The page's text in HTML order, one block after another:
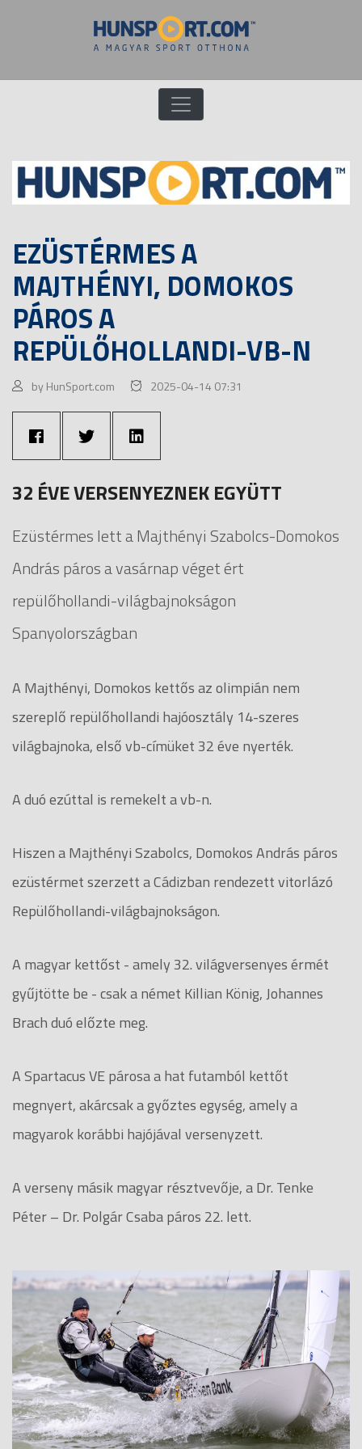
EZÜSTÉRMES A
MAJTHÉNYI, DOMOKOS
PÁROS A
REPÜLŐHOLLANDI-VB-N
by HunSport.com 2025-04-14 07:31
32 ÉVE VERSENYEZNEK EGYÜTT
Ezüstérmes lett a Majthényi Szabolcs-Domokos
András páros a vasárnap véget ért
repülőhollandi-világbajnokságon
Spanyolországban
A Majthényi, Domokos kettős az olimpián nem
szereplő repülőhollandi hajóosztály 14-szeres
világbajnoka, első vb-címüket 32 éve nyerték.
A duó ezúttal is remekelt a vb-n.
Hiszen a Majthényi Szabolcs, Domokos András páros
ezüstérmet szerzett a Cádizban rendezett vitorlázó
Repülőhollandi-világbajnokságon.
A magyar kettőst - amely 32. világversenyes érmét
gyűjtötte be - csak a német Killian König, Johannes
Brach duó előzte meg.
A Spartacus VE párosa a hat futamból kettőt
megnyert, akárcsak a győztes egység, amely a
magyarok korábbi hajójával versenyzett.
A verseny másik magyar résztvevője, a Dr. Tenke
Péter – Dr. Polgár Csaba páros 22. lett.